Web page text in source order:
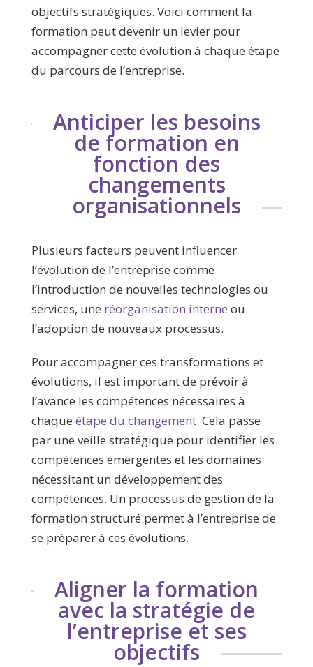
objectifs stratégiques. Voici comment la
formation peut devenir un levier pour
accompagner cette évolution à chaque étape
du parcours de l’entreprise.
Anticiper les besoins
de formation en
fonction des
changements
organisationnels
Plusieurs facteurs peuvent influencer
l’évolution de l’entreprise comme
l’introduction de nouvelles technologies ou
services, une réorganisation interne ou
l’adoption de nouveaux processus.
Pour accompagner ces transformations et
évolutions, il est important de prévoir à
l’avance les compétences nécessaires à
chaque étape du changement. Cela passe
par une veille stratégique pour identifier les
compétences émergentes et les domaines
nécessitant un développement des
compétences. Un processus de gestion de la
formation structuré permet à l’entreprise de
se préparer à ces évolutions.
Aligner la formation
avec la stratégie de
l’entreprise et ses
objectifs